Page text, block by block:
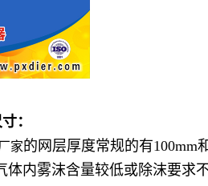
：
家的网层厚度常规的有100mm
内雾沫含量较低或除沫要求